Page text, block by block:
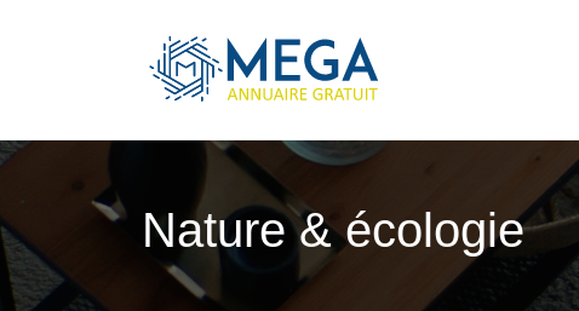
Nature & écologie